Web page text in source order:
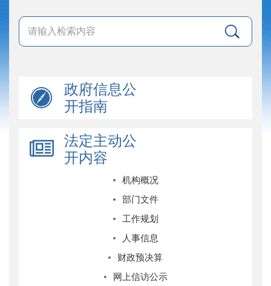
政府信息公
开指南
法定主动公
开内容
机构概况
部门文件
工作规划
人事信息
财政预决算
网上信访公示